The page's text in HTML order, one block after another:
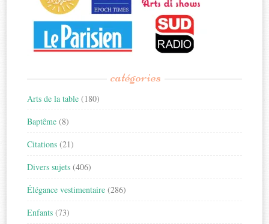
catégories
Arts de la table (180)
Baptême (8)
Citations (21)
Divers sujets (406)
Élégance vestimentaire (286)
Enfants (73)